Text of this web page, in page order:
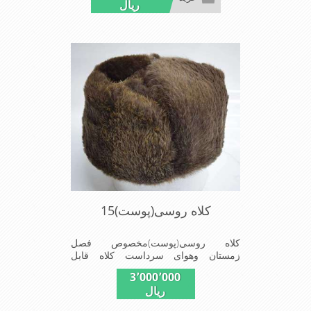
طبیی(خَز)تهیه شده است وآستری آن
باشدوبه همین دلیل به راحتی درسوزهای
سردزمستانی تمامی سروپشت گردن
روگرم نگاه می دارد
ریال
کلاه روسی(پوست)15
کلاه روسی(پوست)مخصوص فصل
زمستان وهوای سرداست کلاه قابل
استفاده درسایزهای58-59می باشد(فری
سایز)وجنس این کلاه ازپوست
طبیی(خَز)تهیه شده است وآستری آن
3٬000٬000
ریال